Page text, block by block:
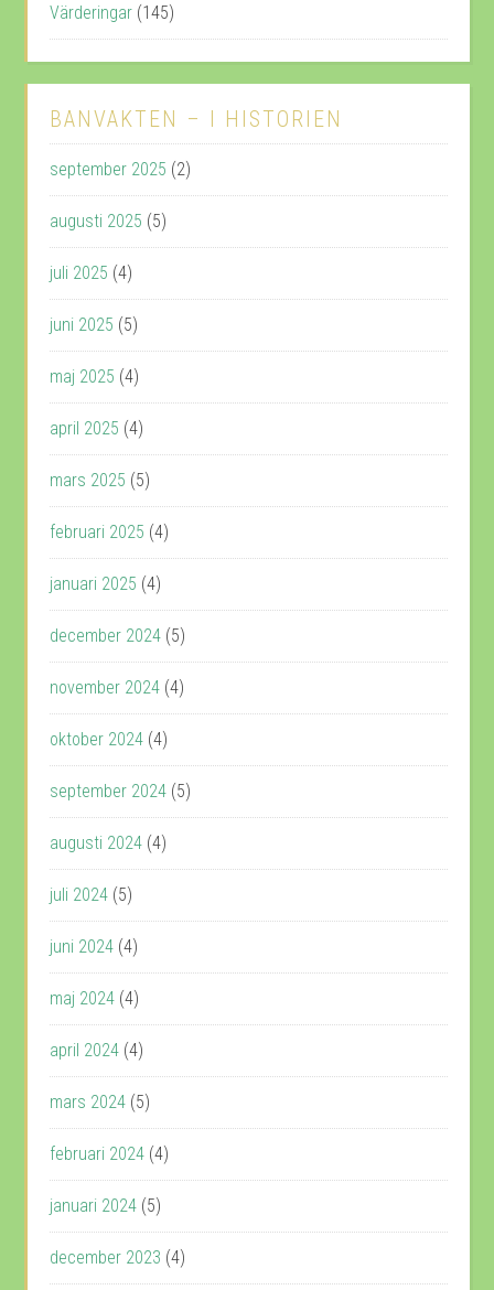
Värderingar (145)
BANVAKTEN – I HISTORIEN
september 2025 (2)
augusti 2025 (5)
juli 2025 (4)
juni 2025 (5)
maj 2025 (4)
april 2025 (4)
mars 2025 (5)
februari 2025 (4)
januari 2025 (4)
december 2024 (5)
november 2024 (4)
oktober 2024 (4)
september 2024 (5)
augusti 2024 (4)
juli 2024 (5)
juni 2024 (4)
maj 2024 (4)
april 2024 (4)
mars 2024 (5)
februari 2024 (4)
januari 2024 (5)
december 2023 (4)